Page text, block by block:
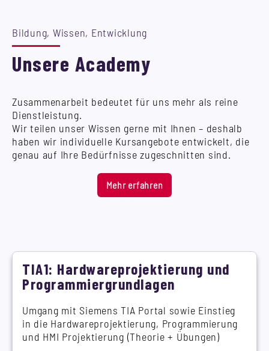
Bildung, Wissen, Entwicklung
Unsere Academy
Zusammenarbeit bedeutet für uns mehr als reine
Dienstleistung.
Wir teilen unser Wissen gerne mit Ihnen – deshalb
haben wir individuelle Kursangebote entwickelt, die
genau auf Ihre Bedürfnisse zugeschnitten sind.
Mehr erfahren
TIA1: Hardwareprojektierung und
Programmiergrundlagen
Umgang mit Siemens TIA Portal sowie Einstieg
in die Hardwareprojektierung, Programmierung
und HMI Projektierung (Theorie + Übungen)